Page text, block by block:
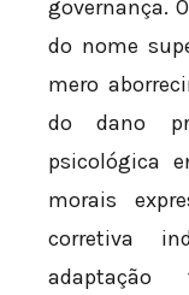
governança.
do nome
mero
do dano
psicológica
morais
corretiva
adaptação